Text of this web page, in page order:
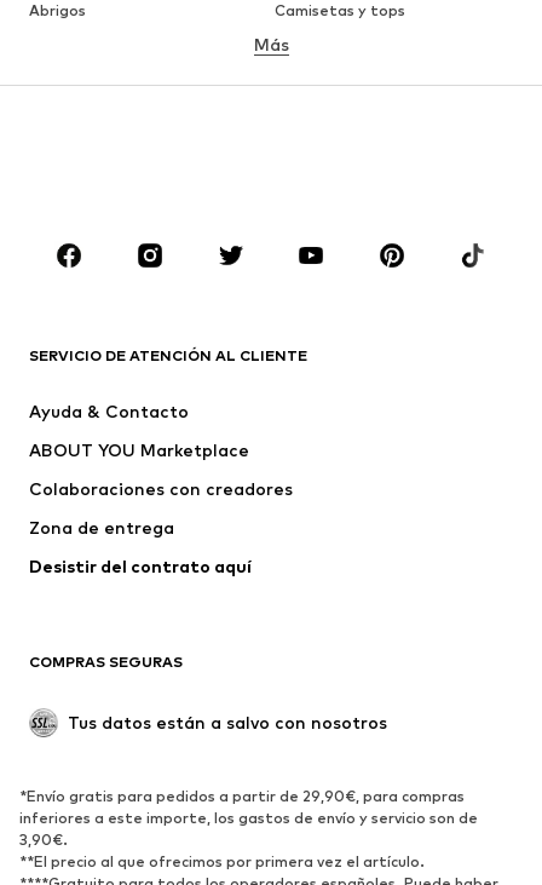
Abrigos
Camisetas y tops
Ropa interior
Faldas
Blusas y camisas
Zapatos
Deporte
Vestidos
Camisetas y tops
Chaquetas
Jerséis y punto
Ropa interior
Abrigos
Tallas grandes
Reciclado
ZAPATOS
Nuevo
Zapatillas de deporte
Botines
Más
SERVICIO DE ATENCIÓN AL CLIENTE
Ayuda & Contacto
ABOUT YOU Marketplace
Colaboraciones con creadores
Zona de entrega
Desistir del contrato aquí
COMPRAS SEGURAS
Tus datos están a salvo con nosotros
*Envío gratis para pedidos a partir de 29,90€, para compras
inferiores a este importe, los gastos de envío y servicio son de
3,90€.
**El precio al que ofrecimos por primera vez el artículo.